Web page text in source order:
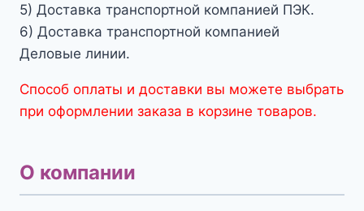
5) Доставка транспортной компанией ПЭК.
6) Доставка транспортной компанией
Деловые линии.
Способ оплаты и доставки вы можете выбрать
при оформлении заказа в корзине товаров.
О компании